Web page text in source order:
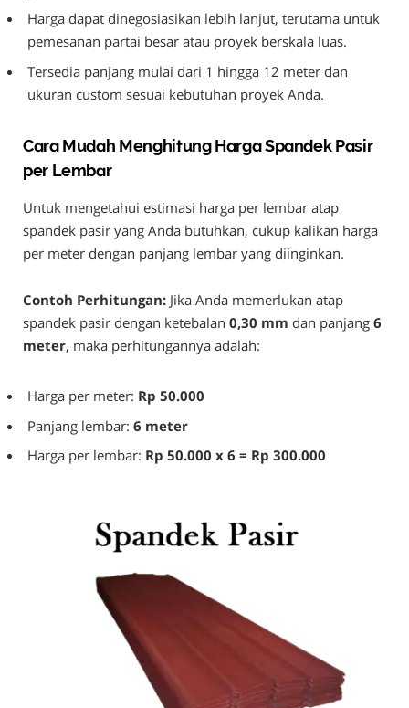
Harga dapat dinegosiasikan lebih lanjut, terutama untuk
pemesanan partai besar atau proyek berskala luas.
Tersedia panjang mulai dari 1 hingga 12 meter dan
ukuran custom sesuai kebutuhan proyek Anda.
Cara Mudah Menghitung Harga Spandek Pasir
per Lembar
Untuk mengetahui estimasi harga per lembar atap
spandek pasir yang Anda butuhkan, cukup kalikan harga
per meter dengan panjang lembar yang diinginkan.
Contoh Perhitungan: Jika Anda memerlukan atap
spandek pasir dengan ketebalan 0,30 mm dan panjang 6
meter, maka perhitungannya adalah:
Harga per meter: Rp 50.000
Panjang lembar: 6 meter
Harga per lembar: Rp 50.000 x 6 = Rp 300.000